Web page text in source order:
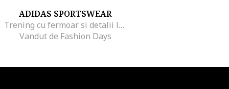
ADIDAS SPORTSWEAR
Trening cu fermoar si detalii logo, Alb fildes/Negru
Vandut de Fashion Days